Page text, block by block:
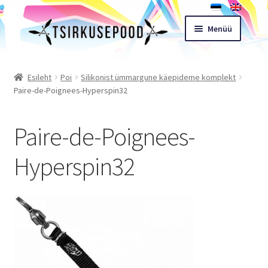
Liigu
navigeerimisele
Liigu
sisu
Menüü
Pood
Ostukorv
Müügitingimused
Kontakt
Esileht Poi
Silikonist ümmargune käepideme komplekt
Paire-de-Poignees-Hyperspin32
Paire-de-Poignees-
Hyperspin32